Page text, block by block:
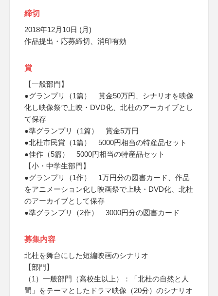
締切
2018年12月10日 (月)
作品提出・応募締切、消印有効
賞
【一般部門】
●グランプリ（1篇） 賞金50万円、シナリオを映像
化し映像祭で上映・DVD化、北杜のアーカイブとし
て保存
●準グランプリ（1篇） 賞金5万円
●北杜市民賞（1篇） 5000円相当の特産品セット
●佳作（5篇） 5000円相当の特産品セット
【小・中学生部門】
●グランプリ（1作） 1万円分の図書カード、作品
をアニメーション化し映画祭で上映・DVD化、北杜
のアーカイブとして保存
●準グランプリ（2作） 3000円分の図書カード
募集内容
北杜を舞台にした短編映画のシナリオ
【部門】
（1）一般部門（高校生以上）：「北杜の自然と人
間」をテーマとしたドラマ映像（20分）のシナリオ